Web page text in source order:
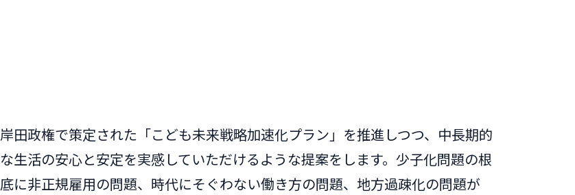
岸田政権で策定された「こども未来戦略加速化プラン」を推進しつつ、中長期的
な生活の安心と安定を実感していただけるような提案をします。少子化問題の根
底に非正規雇用の問題、時代にそぐわない働き方の問題、地方過疎化の問題が